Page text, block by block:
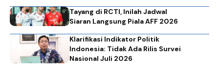
Tayang di RCTI, Inilah Jadwal
Siaran Langsung Piala AFF 2026
Klarifikasi Indikator Politik
Indonesia: Tidak Ada Rilis Survei
Nasional Juli 2026